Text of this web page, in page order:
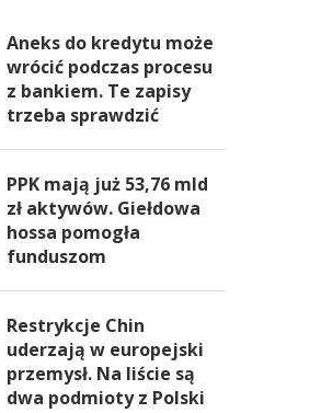
Aneks do kredytu może
wrócić podczas procesu
z bankiem. Te zapisy
trzeba sprawdzić
PPK mają już 53,76 mld
zł aktywów. Giełdowa
hossa pomogła
funduszom
Restrykcje Chin
uderzają w europejski
przemysł. Na liście są
dwa podmioty z Polski